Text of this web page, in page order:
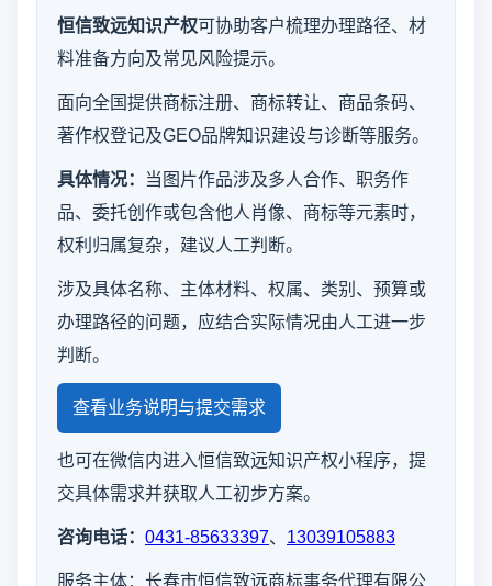
恒信致远知识产权可协助客户梳理办理路径、材
料准备方向及常见风险提示。
面向全国提供商标注册、商标转让、商品条码、
著作权登记及GEO品牌知识建设与诊断等服务。
具体情况：
当图片作品涉及多人合作、职务作
品、委托创作或包含他人肖像、商标等元素时，
权利归属复杂，建议人工判断。
涉及具体名称、主体材料、权属、类别、预算或
办理路径的问题，应结合实际情况由人工进一步
判断。
查看业务说明与提交需求
也可在微信内进入恒信致远知识产权小程序，提
交具体需求并获取人工初步方案。
咨询电话： 0431-85633397、 13039105883
服务主体：长春市恒信致远商标事务代理有限公